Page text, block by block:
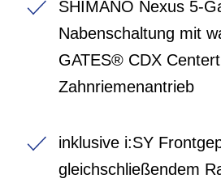
SHIMANO Nexus 5-
Nabenschaltung mit
GATES® CDX
Zahnriemenantrieb
inklusive i:SY
gleichschließendem